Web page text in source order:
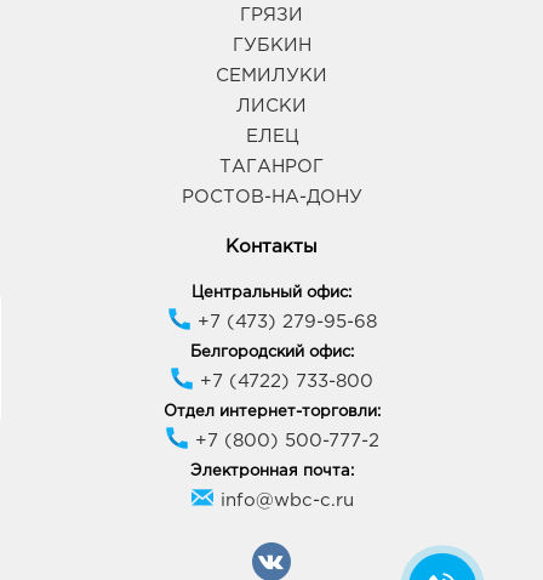
ГРЯЗИ
ГУБКИН
СЕМИЛУКИ
ЛИСКИ
ЕЛЕЦ
ТАГАНРОГ
РОСТОВ-НА-ДОНУ
Контакты
Центральный офис:
+7 (473) 279-95-68
Белгородский офис:
+7 (4722) 733-800
Отдел интернет-торговли:
+7 (800) 500-777-2
Электронная почта:
info@wbc-c.ru